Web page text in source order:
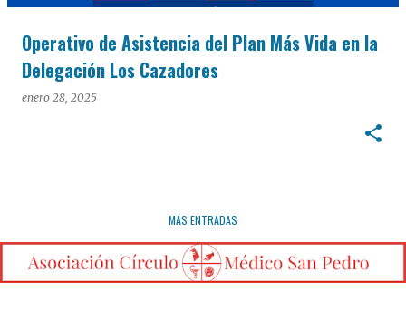
Operativo de Asistencia del Plan Más Vida en la
Delegación Los Cazadores
enero 28, 2025
MÁS ENTRADAS